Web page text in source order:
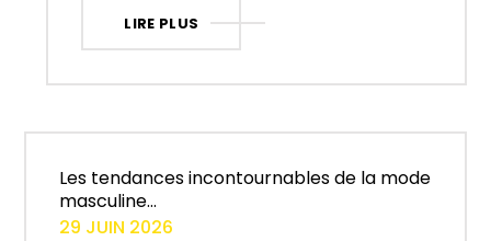
LIRE PLUS
Les tendances incontournables de la mode
masculine...
29 JUIN 2026